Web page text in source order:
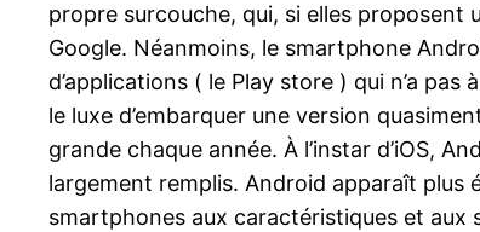
propre surcouche, qui, si elles
Google. Néanmoins, le smartphone
d’applications ( le Play store ) qui n’a
le luxe d’embarquer une version
grande chaque année. À l’instar d’iOS,
largement remplis. Android apparaît plus
smartphones aux caractéristiques et aux